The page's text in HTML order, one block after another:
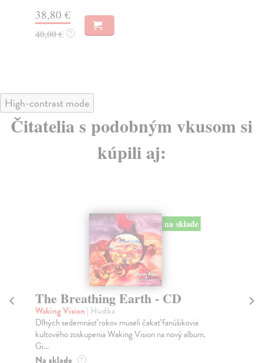
38,80 €
40,00 € ?
High-contrast mode
Čitatelia s podobným vkusom si
kúpili aj:
na sklade
The Breathing Earth - CD
Waking Vision | Hudba
Dlhých sedemnásť rokov museli čakať fanúšikovia
kultového zoskupenia Waking Vision na nový album.
Gi...
Na sklade ?